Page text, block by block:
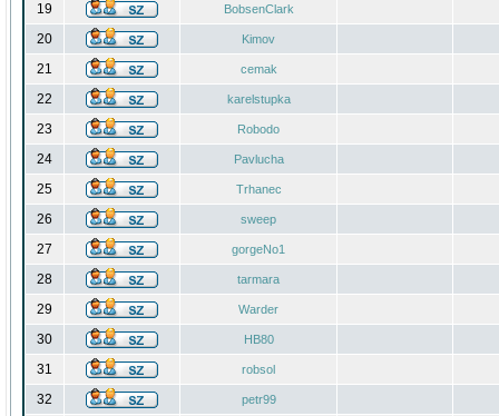
19 BobsenClark
20 Kimov
21 cemak
22 karelstupka
23 Robodo
24 Pavlucha
25 Trhanec
26 sweep
27 gorgeNo1
28 tarmara
29 Warder
30 HB80
31 robsol
32 petr99